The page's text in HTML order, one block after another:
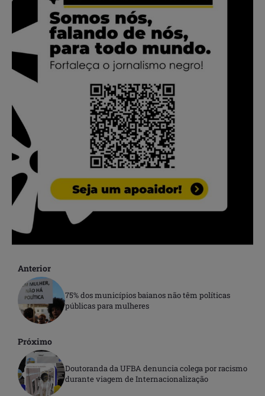
Anterior
75% dos municípios baianos não têm políticas
públicas para mulheres
Próximo
Doutoranda da UFBA denuncia colega por racismo
durante viagem de Internacionalização